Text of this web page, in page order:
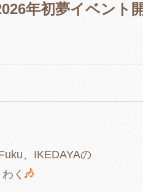
年初夢イベント
、IKEDAYAの
く